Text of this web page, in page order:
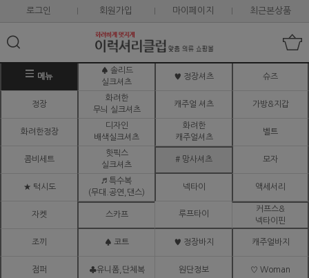
로그인 회원가입 마이페이지 최근본상품
메뉴
♠ 솔리드
실크셔츠
♥ 정장셔츠 슈즈
정장
화려한
무늬 실크셔츠
캐주얼 셔츠 가방&지갑
화려한정장
디자인
배색실크셔츠
화려한
캐주얼셔츠
벨트
콤비세트
핫픽스
실크셔츠
# 망사셔츠 모자
★ 턱시도
♬ 특수복
(무대.공연,댄스)
넥타이 액세서리
자켓 스카프 루프타이
커프스&
넥타이핀
조끼 ♠ 코트 ♥ 정장바지 캐주얼바지
점퍼 ♣유니폼,단체복 원단정보 ♡ Woman